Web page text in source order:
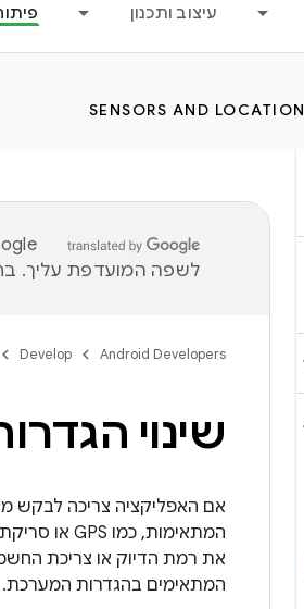
עיצוב ותכנון
SENSORS AND LOCATION
לשפה המועדפת עליך.
Android Developers
Develop
שינוי
אם האפליקציה צריכה לבקש
את רמת הדיוק או צריכת
המתאימים בהגדרות המערכת.